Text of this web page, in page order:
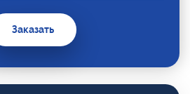
Заказать